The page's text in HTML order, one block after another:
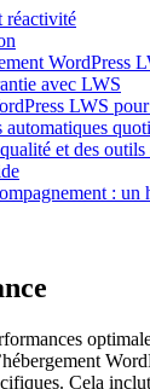
réactivité
WordPress
avec LWS
LWS
automatiques
et des
: un
Cela